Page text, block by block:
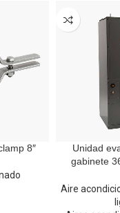
8″
Unidad
gabinete
Aire